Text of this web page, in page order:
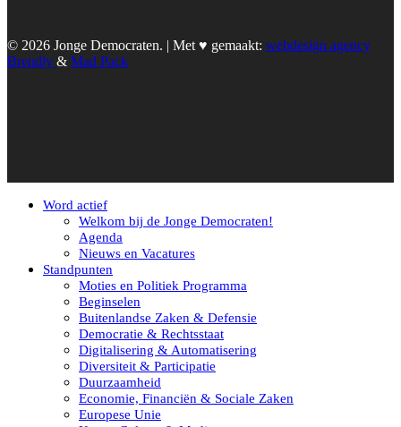
© 2026 Jonge Democraten. | Met ♥︎ gemaakt: webdesign agency
Brendly & Mad Pack
Word actief
Welkom bij de Jonge Democraten!
Agenda
Nieuws en Vacatures
Standpunten
Moties en Politiek Programma
Beginselen
Buitenlandse Zaken & Defensie
Democratie & Rechtsstaat
Digitalisering & Automatisering
Diversiteit & Participatie
Duurzaamheid
Economie, Financiën & Sociale Zaken
Europese Unie